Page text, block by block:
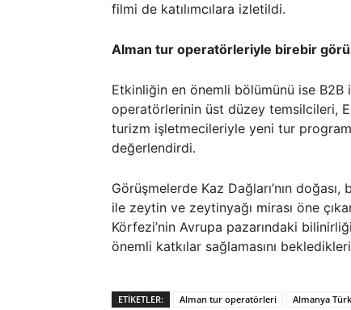
filmi de katılımcılara izletildi.
Alman tur operatörleriyle birebir
Etkinliğin en önemli bölümünü ise
operatörlerinin üst düzey temsilcileri,
turizm işletmecileriyle yeni tur
değerlendirdi.
Görüşmelerde Kaz Dağları’nın
ile zeytin ve zeytinyağı mirası öne
Körfezi’nin Avrupa pazarındaki
önemli katkılar sağlamasını
ETIKETLER: Alman tur operatörleri Almanya